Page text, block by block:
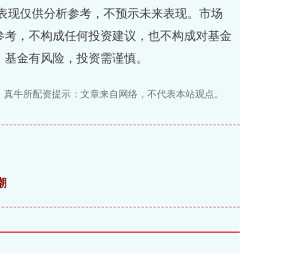
仅供分析参考，不预示未来表现。市场
，不构成任何投资建议，也不构成对基金
金有风险，投资需谨慎。
真牛所配资提示：文章来自网络，不代表本站观点。